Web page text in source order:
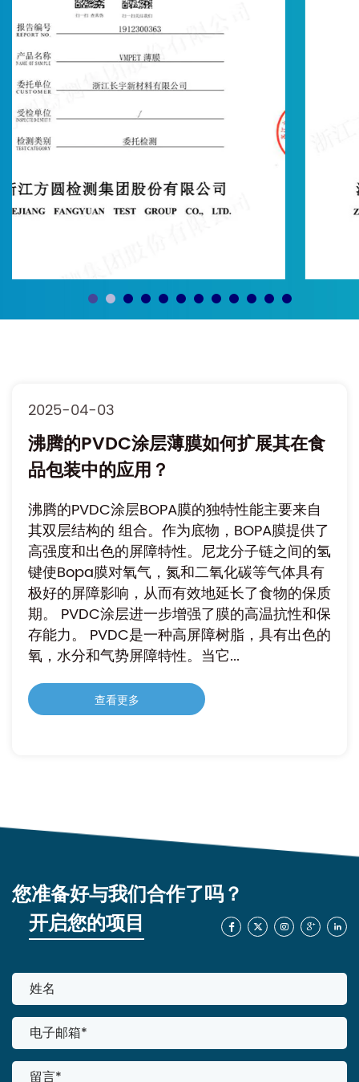
2025-04-03
沸腾的PVDC涂层薄膜如何扩展其在食
品包装中的应用？
沸腾的PVDC涂层BOPA膜的独特性能主要来自
其双层结构的 组合。作为底物，BOPA膜提供了
高强度和出色的屏障特性。尼龙分子链之间的氢
键使Bopa膜对氧气，氮和二氧化碳等气体具有
极好的屏障影响，从而有效地延长了食物的保质
期。 PVDC涂层进一步增强了膜的高温抗性和保
存能力。 PVDC是一种高屏障树脂，具有出色的
氧，水分和气势屏障特性。当它...
查看更多
您准备好与我们合作了吗？
开启您的项目